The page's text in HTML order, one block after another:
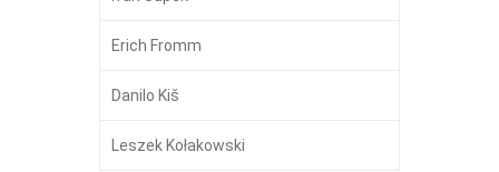
Erich Fromm
Danilo Kiš
Leszek Kołakowski